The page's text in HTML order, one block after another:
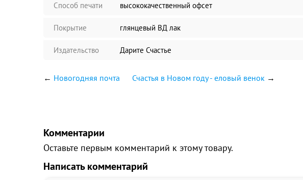
Способ печати высококачественный офсет
Покрытие глянцевый ВД лак
Издательство Дарите Счастье
← Новогодняя почта Счастья в Новом году - еловый венок →
Комментарии
Оставьте первым комментарий к этому товару.
Написать комментарий